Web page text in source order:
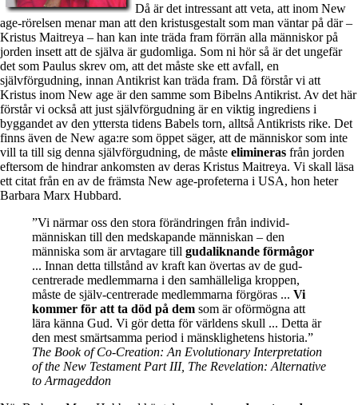
Då är det intressant att veta, att inom New
age-rörelsen menar man att den kristusgestalt som man väntar på där –
Kristus Maitreya – han kan inte träda fram förrän alla människor på
jorden insett att de själva är gudomliga. Som ni hör så är det ungefär
det som Paulus skrev om, att det måste ske ett avfall, en
självförgudning, innan Antikrist kan träda fram. Då förstår vi att
Kristus inom New age är den samme som Bibelns Antikrist. Av det här
förstår vi också att just självförgudning är en viktig ingrediens i
byggandet av den yttersta tidens Babels torn, alltså Antikrists rike. Det
finns även de New aga:re som öppet säger, att de människor som inte
vill ta till sig denna självförgudning, de måste elimineras från jorden
eftersom de hindrar ankomsten av deras Kristus Maitreya. Vi skall läsa
ett citat från en av de främsta New age-profeterna i USA, hon heter
Barbara Marx Hubbard.
”Vi närmar oss den stora förändringen från individ-
människan till den medskapande människan – den
människa som är arvtagare till gudaliknande förmågor
... Innan detta tillstånd av kraft kan övertas av de gud-
centrerade medlemmarna i den samhälleliga kroppen,
måste de själv-centrerade medlemmarna förgöras ... Vi
kommer för att ta död på dem som är oförmögna att
lära känna Gud. Vi gör detta för världens skull ... Detta är
den mest smärtsamma period i mänsklighetens historia.”
The Book of Co-Creation: An Evolutionary Interpretation
of the New Testament Part III, The Revelation: Alternative
to Armageddon